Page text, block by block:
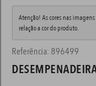
Atenção! As cores nas
relação a cor do produto.
Referência: 896499
3º adesivo
5º tinta